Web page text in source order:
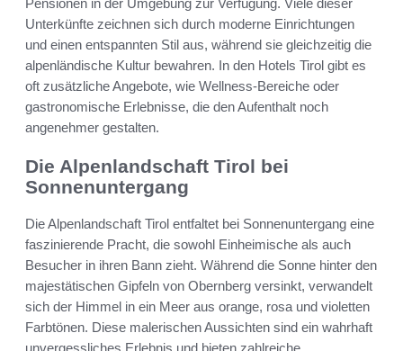
Pensionen in der Umgebung zur Verfügung. Viele dieser
Unterkünfte zeichnen sich durch moderne Einrichtungen
und einen entspannten Stil aus, während sie gleichzeitig die
alpenländische Kultur bewahren. In den Hotels Tirol gibt es
oft zusätzliche Angebote, wie Wellness-Bereiche oder
gastronomische Erlebnisse, die den Aufenthalt noch
angenehmer gestalten.
Die Alpenlandschaft Tirol bei
Sonnenuntergang
Die Alpenlandschaft Tirol entfaltet bei Sonnenuntergang eine
faszinierende Pracht, die sowohl Einheimische als auch
Besucher in ihren Bann zieht. Während die Sonne hinter den
majestätischen Gipfeln von Obernberg versinkt, verwandelt
sich der Himmel in ein Meer aus orange, rosa und violetten
Farbtönen. Diese malerischen Aussichten sind ein wahrhaft
unvergessliches Erlebnis und bieten zahlreiche